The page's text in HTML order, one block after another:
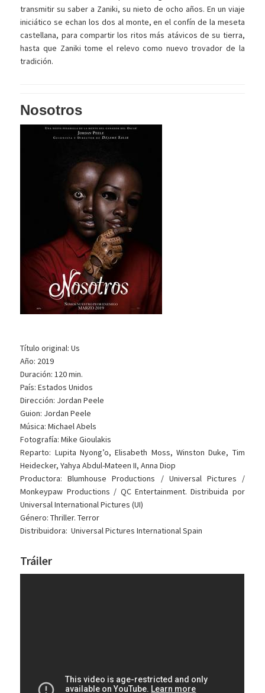
transmitir su saber a Zaniki, su nieto de ocho años. En un viaje
iniciático se echan los dos al monte, en el confín de la meseta
castellana, para compartir los ritos más atávicos de su tierra,
hasta que Zaniki tome el relevo como nuevo trovador de la
tradición.
Nosotros
Título original: Us
Año: 2019
Duración: 120 min.
País: Estados Unidos
Dirección: Jordan Peele
Guion: Jordan Peele
Música: Michael Abels
Fotografía: Mike Gioulakis
Reparto: Lupita Nyong’o, Elisabeth Moss, Winston Duke, Tim
Heidecker, Yahya Abdul-Mateen II, Anna Diop
Productora: Blumhouse Productions / Universal Pictures /
Monkeypaw Productions / QC Entertainment. Distribuida por
Universal International Pictures (UI)
Género: Thriller. Terror
Distribuidora: Universal Pictures International Spain
Tráiler